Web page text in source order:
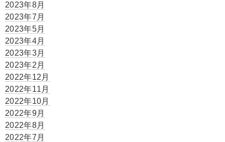
2023年8月
2023年7月
2023年5月
2023年4月
2023年3月
2023年2月
2022年12月
2022年11月
2022年10月
2022年9月
2022年8月
2022年7月